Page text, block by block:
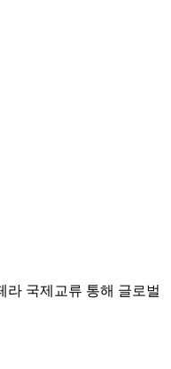
라 국제교류 통해 글로벌